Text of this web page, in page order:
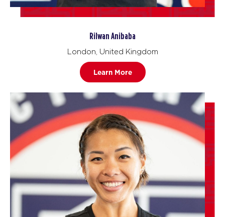
Rilwan Anibaba
London, United Kingdom
Learn More